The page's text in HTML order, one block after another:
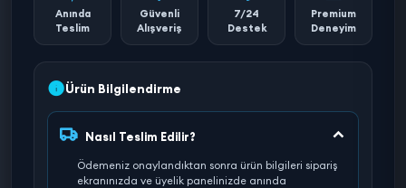
Anında
Teslim
Güvenli
Alışveriş
7/24
Destek
Premium
Deneyim
Ürün Bilgilendirme
Nasıl Teslim Edilir?
Ödemeniz onaylandıktan sonra ürün bilgileri sipariş
ekranınızda ve üyelik panelinizde anında